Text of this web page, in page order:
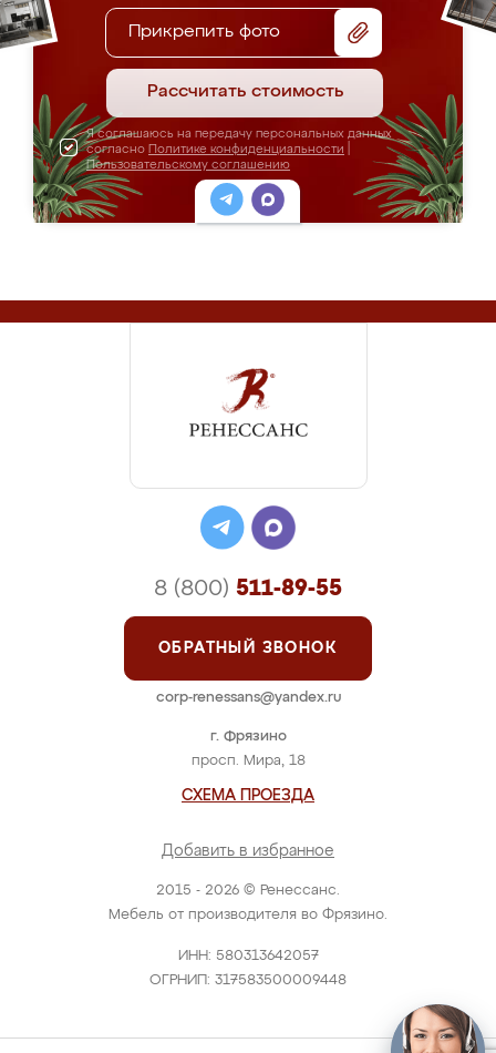
Прикрепить фото
Рассчитать стоимость
Я соглашаюсь на передачу персональных данных
согласно Политике конфиденциальности
Пользовательскому соглашению
2015 - 2026 © Ренессанс.
Мебель от производителя во Фрязино.
ИНН: 580313642057
ОГРНИП: 317583500009448
г. Фрязино
просп. Мира, 18
СХЕМА ПРОЕЗДА
Добавить в избранное
8 (800) 511-89-55
ОБРАТНЫЙ ЗВОНОК
corp-renessans@yandex.ru